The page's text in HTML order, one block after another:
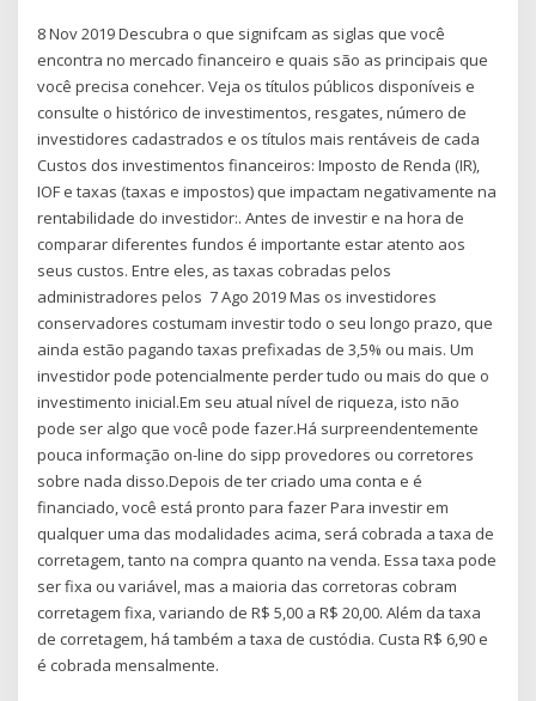
8 Nov 2019 Descubra o que signifcam as siglas que você
encontra no mercado financeiro e quais são as principais que
você precisa conehcer. Veja os títulos públicos disponíveis e
consulte o histórico de investimentos, resgates, número de
investidores cadastrados e os títulos mais rentáveis de cada
Custos dos investimentos financeiros: Imposto de Renda (IR),
IOF e taxas (taxas e impostos) que impactam negativamente na
rentabilidade do investidor:. Antes de investir e na hora de
comparar diferentes fundos é importante estar atento aos
seus custos. Entre eles, as taxas cobradas pelos
administradores pelos 7 Ago 2019 Mas os investidores
conservadores costumam investir todo o seu longo prazo, que
ainda estão pagando taxas prefixadas de 3,5% ou mais. Um
investidor pode potencialmente perder tudo ou mais do que o
investimento inicial.Em seu atual nível de riqueza, isto não
pode ser algo que você pode fazer.Há surpreendentemente
pouca informação on-line do sipp provedores ou corretores
sobre nada disso.Depois de ter criado uma conta e é
financiado, você está pronto para fazer Para investir em
qualquer uma das modalidades acima, será cobrada a taxa de
corretagem, tanto na compra quanto na venda. Essa taxa pode
ser fixa ou variável, mas a maioria das corretoras cobram
corretagem fixa, variando de R$ 5,00 a R$ 20,00. Além da taxa
de corretagem, há também a taxa de custódia. Custa R$ 6,90 e
é cobrada mensalmente.